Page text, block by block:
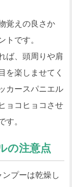
覚えの良さか
です。
ば、頭周りや肩
を楽しませてく
カースパニエル
ョコヒョコさせ
。
の注意点
プーは乾燥し